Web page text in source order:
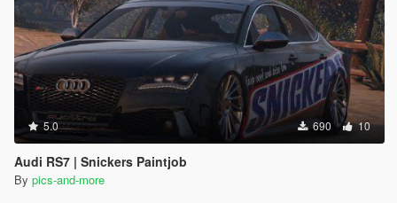
5.0 690 10
Audi RS7 | Snickers Paintjob
By pics-and-more